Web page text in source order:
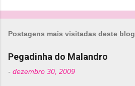
Postagens mais visitadas deste blog
Pegadinha do Malandro
- dezembro 30, 2009